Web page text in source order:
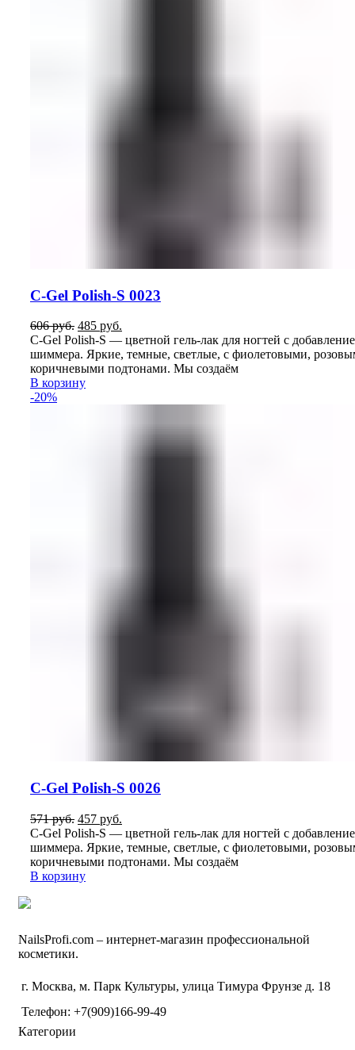
C-Gel Polish-S 0023
606руб. Первоначальная
цена
составляла
606
руб..
485 руб.
цена:
485
руб..
C-Gel Polish-S — цветной гель-лак для ногтей с
шиммера. Яркие, темные, светлые, с фиолетовыми,
коричневыми подтонами. Мы создаём
В корзину
-20%
C-Gel Polish-S 0026
571руб. Первоначальная
цена
составляла
571
руб..
457 руб.
цена:
457
руб..
C-Gel Polish-S — цветной гель-лак для ногтей с
шиммера. Яркие, темные, светлые, с фиолетовыми,
коричневыми подтонами. Мы создаём
В корзину
NailsРrofi.com – интернет-магазин профессиональной
косметики.
г. Москва, м. Парк Культуры, улица Тимура Фрунзе д. 18
Телефон: +7(909)166-99-49
Категории